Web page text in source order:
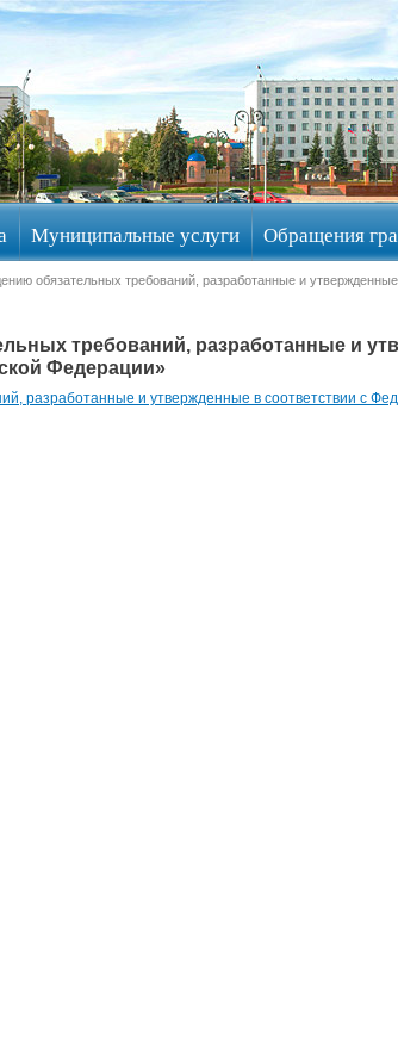
Муниципальные услуги Обращения
обязательных требований, разработанные и
требований, разработанные и
Федерации»
разработанные и утвержденные в соответствии с